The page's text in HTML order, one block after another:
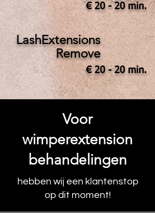
€ 20 - 20 min.
LashExtensions
Remove
€ 20 - 20 min.
Voor
wimperextension
behandelingen
hebben wij een klantenstop
op dit moment!